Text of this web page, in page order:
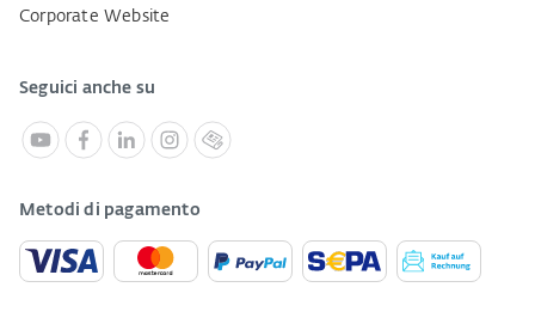
Corporate Website
Seguici anche su
Metodi di pagamento